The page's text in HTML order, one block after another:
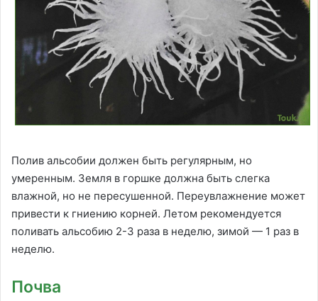
Полив альсобии должен быть регулярным, но
умеренным. Земля в горшке должна быть слегка
влажной, но не пересушенной. Переувлажнение может
привести к гниению корней. Летом рекомендуется
поливать альсобию 2-3 раза в неделю, зимой — 1 раз в
неделю.
Почва